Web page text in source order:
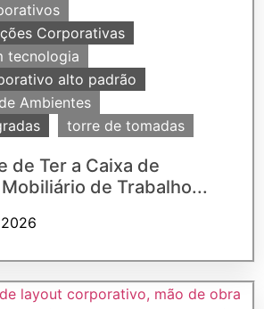
Corporativas
tecnologia
alto padrão
Ambientes
torre de tomadas
de Ter a Caixa de
de Trabalho...